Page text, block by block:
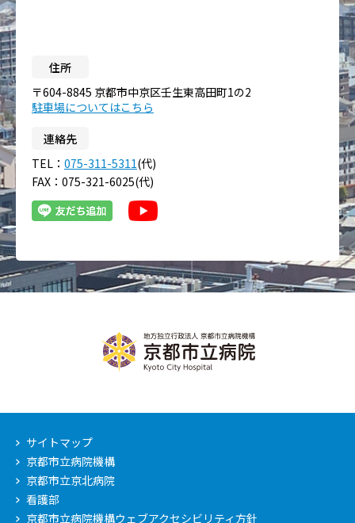
住所
〒604-8845 京都市中京区壬生東高田町1の2
駐車場についてはこちら
連絡先
TEL： 075-311-5311(代)
FAX：075-321-6025(代)
サイトマップ
京都市立病院機構
京都市立京北病院
看護部
京都市立病院機構ウェブアクセシビリティ方針